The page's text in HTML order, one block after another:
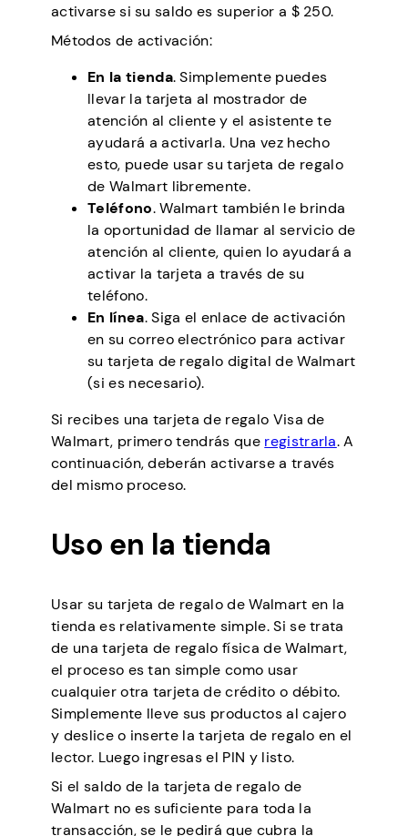
activarse si su saldo es superior a $ 250.
Métodos de activación:
En la tienda. Simplemente puedes
llevar la tarjeta al mostrador de
atención al cliente y el asistente te
ayudará a activarla. Una vez hecho
esto, puede usar su tarjeta de regalo
de Walmart libremente.
Teléfono. Walmart también le brinda
la oportunidad de llamar al servicio de
atención al cliente, quien lo ayudará a
activar la tarjeta a través de su
teléfono.
En línea. Siga el enlace de activación
en su correo electrónico para activar
su tarjeta de regalo digital de Walmart
(si es necesario).
Si recibes una tarjeta de regalo Visa de
Walmart, primero tendrás que registrarla. A
continuación, deberán activarse a través
del mismo proceso.
Uso en la tienda
Usar su tarjeta de regalo de Walmart en la
tienda es relativamente simple. Si se trata
de una tarjeta de regalo física de Walmart,
el proceso es tan simple como usar
cualquier otra tarjeta de crédito o débito.
Simplemente lleve sus productos al cajero
y deslice o inserte la tarjeta de regalo en el
lector. Luego ingresas el PIN y listo.
Si el saldo de la tarjeta de regalo de
Walmart no es suficiente para toda la
transacción, se le pedirá que cubra la